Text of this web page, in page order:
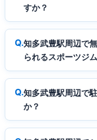
すか？
知多武豊駅周辺で
られるスポーツジ
知多武豊駅周辺で
か？